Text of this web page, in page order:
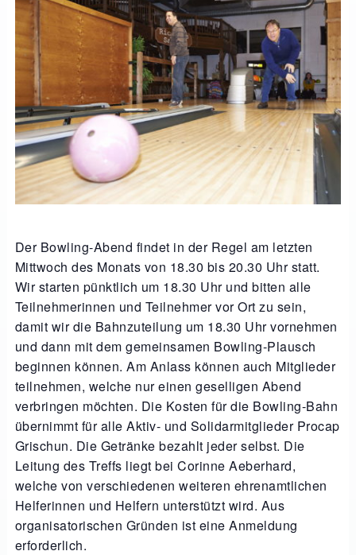
Der Bowling-Abend findet in der Regel am letzten
Mittwoch des Monats von 18.30 bis 20.30 Uhr statt.
Wir starten pünktlich um 18.30 Uhr und bitten alle
Teilnehmerinnen und Teilnehmer vor Ort zu sein,
damit wir die Bahnzuteilung um 18.30 Uhr vornehmen
und dann mit dem gemeinsamen Bowling-Plausch
beginnen können. Am Anlass können auch Mitglieder
teilnehmen, welche nur einen geselligen Abend
verbringen möchten. Die Kosten für die Bowling-Bahn
übernimmt für alle Aktiv- und Solidarmitglieder Procap
Grischun. Die Getränke bezahlt jeder selbst. Die
Leitung des Treffs liegt bei Corinne Aeberhard,
welche von verschiedenen weiteren ehrenamtlichen
Helferinnen und Helfern unterstützt wird. Aus
organisatorischen Gründen ist eine Anmeldung
erforderlich.